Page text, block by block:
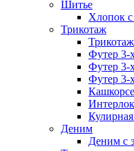
Шитье
Хлопок
Трикотаж
Футер 3-
Футер 3-
Футер 3-
Кашкорсе
Интерлок
Деним
Деним с